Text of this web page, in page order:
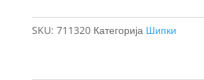
SKU: 711320 Категорија Шипки